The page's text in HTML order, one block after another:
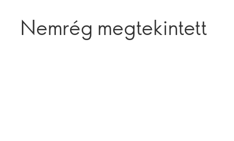
Nemrég megtekintett